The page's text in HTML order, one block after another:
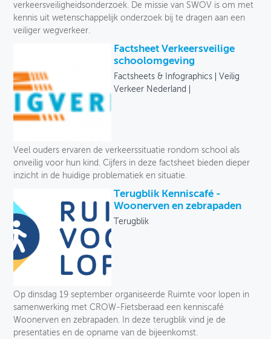
verkeersveiligheidsonderzoek. De missie van SWOV is om met
kennis uit wetenschappelijk onderzoek bij te dragen aan een
veiliger wegverkeer.
Factsheet Verkeersveilige
schoolomgeving
Factsheets & Infographics
Veilig
Verkeer Nederland
Veel ouders ervaren de verkeerssituatie rondom school als
onveilig voor hun kind. Cijfers in deze factsheet bieden dieper
inzicht in de huidige problematiek en situatie.
Terugblik Kenniscafé -
Woonerven en zebrapaden
Terugblik
Op dinsdag 19 september organiseerde Ruimte voor lopen in
samenwerking met CROW-Fietsberaad een kenniscafé
Woonerven en zebrapaden. In deze terugblik vind je de
presentaties en de opname van de bijeenkomst.